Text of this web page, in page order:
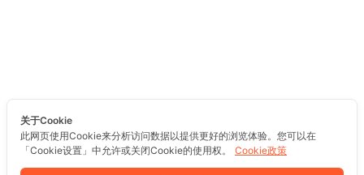
关于Cookie
此网页使用Cookie来分析访问数据以提供更好的浏览体验。您可以在
「Cookie设置」中允许或关闭Cookie的使用权。
Cookie政策